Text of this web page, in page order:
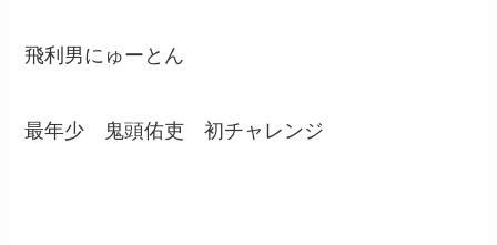
飛利男にゅーとん
最年少 鬼頭佑吏 初チャレンジ